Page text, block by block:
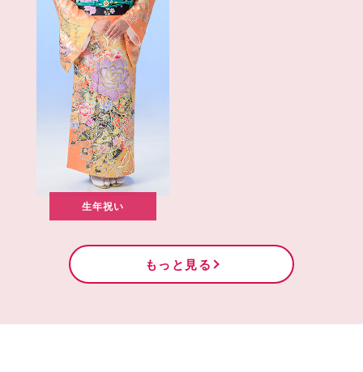
生年祝い
もっと見る